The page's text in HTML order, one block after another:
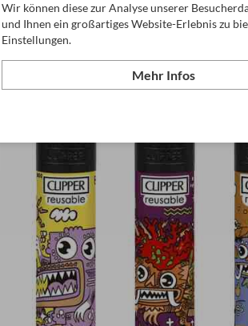
Feuerzeuge
Wir können diese zur Analyse unserer
und Ihnen ein großartiges Website-Erlebnis zu
Einstellungen.
Mehr Infos